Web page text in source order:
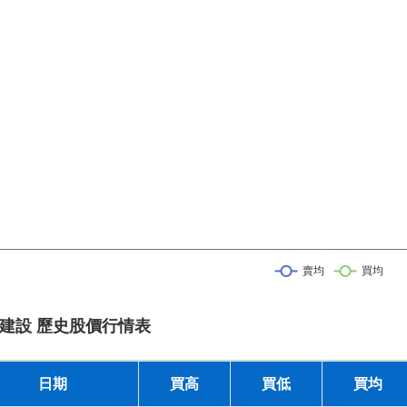
設 歷史股價行情表
日期 買高 買低 買均